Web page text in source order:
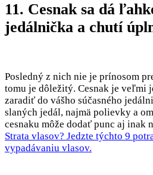
11. Cesnak sa dá
jedálnička a chutí
Posledný z nich nie je prínosom
tomu je dôležitý. Cesnak je veľmi
zaradiť do vášho súčasného
slaných jedál, najmä polievky a
cesnaku môže dodať punc aj inak
Strata vlasov? Jedzte týchto 9
vypadávaniu vlasov.